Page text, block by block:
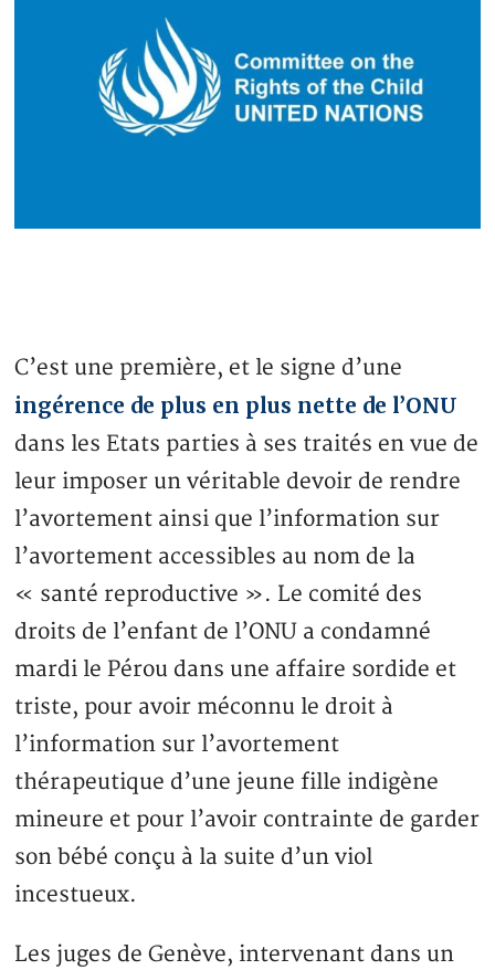
C’est une première, et le signe d’une
ingérence de plus en plus nette de l’ONU
dans les Etats parties à ses traités en vue de
leur imposer un véritable devoir de rendre
l’avortement ainsi que l’information sur
l’avortement accessibles au nom de la
« santé reproductive ». Le comité des
droits de l’enfant de l’ONU a condamné
mardi le Pérou dans une affaire sordide et
triste, pour avoir méconnu le droit à
l’information sur l’avortement
thérapeutique d’une jeune fille indigène
mineure et pour l’avoir contrainte de garder
son bébé conçu à la suite d’un viol
incestueux.
Les juges de Genève, intervenant dans un